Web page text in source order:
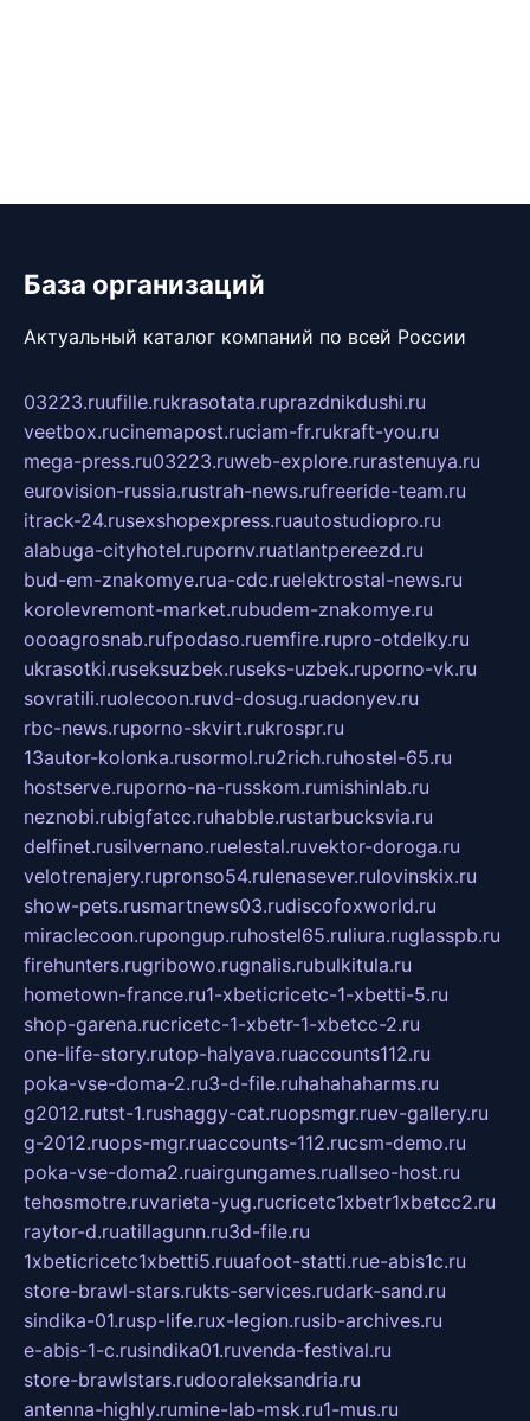
База организаций
Актуальный каталог компаний по всей России
03223.ruufille.rukrasotata.ruprazdnikdushi.ru
veetbox.rucinemapost.ruciam-fr.rukraft-you.ru
mega-press.ru03223.ruweb-explore.rurastenuya.ru
eurovision-russia.rustrah-news.rufreeride-team.ru
itrack-24.rusexshopexpress.ruautostudiopro.ru
alabuga-cityhotel.rupornv.ruatlantpereezd.ru
bud-em-znakomye.rua-cdc.ruelektrostal-news.ru
korolevremont-market.rubudem-znakomye.ru
oooagrosnab.rufpodaso.ruemfire.rupro-otdelky.ru
ukrasotki.ruseksuzbek.ruseks-uzbek.ruporno-vk.ru
sovratili.ruolecoon.ruvd-dosug.ruadonyev.ru
rbc-news.ruporno-skvirt.rukrospr.ru
13autor-kolonka.rusormol.ru2rich.ruhostel-65.ru
hostserve.ruporno-na-russkom.rumishinlab.ru
neznobi.rubigfatcc.ruhabble.rustarbucksvia.ru
delfinet.rusilvernano.ruelestal.ruvektor-doroga.ru
velotrenajery.rupronso54.rulenasever.rulovinskix.ru
show-pets.rusmartnews03.rudiscofoxworld.ru
miraclecoon.rupongup.ruhostel65.ruliura.ruglasspb.ru
firehunters.rugribowo.rugnalis.rubulkitula.ru
hometown-france.ru1-xbeticricetc-1-xbetti-5.ru
shop-garena.rucricetc-1-xbetr-1-xbetcc-2.ru
one-life-story.rutop-halyava.ruaccounts112.ru
poka-vse-doma-2.ru3-d-file.ruhahahaharms.ru
g2012.rutst-1.rushaggy-cat.ruopsmgr.ruev-gallery.ru
g-2012.ruops-mgr.ruaccounts-112.rucsm-demo.ru
poka-vse-doma2.ruairgungames.ruallseo-host.ru
tehosmotre.ruvarieta-yug.rucricetc1xbetr1xbetcc2.ru
raytor-d.ruatillagunn.ru3d-file.ru
1xbeticricetc1xbetti5.ruuafoot-statti.rue-abis1c.ru
store-brawl-stars.rukts-services.rudark-sand.ru
sindika-01.rusp-life.rux-legion.rusib-archives.ru
e-abis-1-c.rusindika01.ruvenda-festival.ru
store-brawlstars.rudooraleksandria.ru
antenna-highly.rumine-lab-msk.ru1-mus.ru